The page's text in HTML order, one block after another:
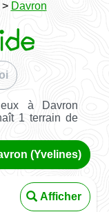
Davron
à Davron
1 terrain de
(Yvelines)
Afficher